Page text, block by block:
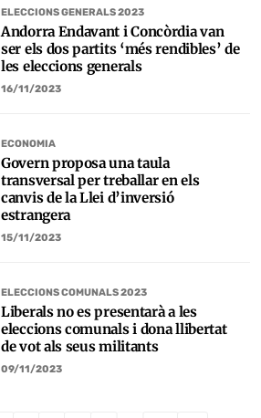
ELECCIONS GENERALS 2023
Andorra Endavant i Concòrdia van
ser els dos partits ‘més rendibles’ de
les eleccions generals
16/11/2023
ECONOMIA
Govern proposa una taula
transversal per treballar en els
canvis de la Llei d’inversió
estrangera
15/11/2023
ELECCIONS COMUNALS 2023
Liberals no es presentarà a les
eleccions comunals i dona llibertat
de vot als seus militants
09/11/2023